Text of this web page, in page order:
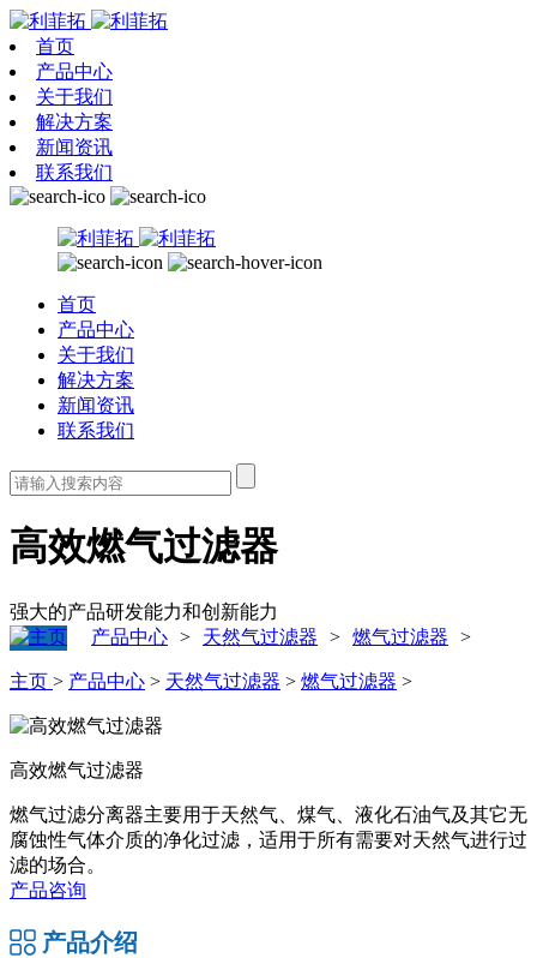
首页
产品中心
关于我们
解决方案
新闻资讯
联系我们
首页
产品中心
关于我们
解决方案
新闻资讯
联系我们
高效燃气过滤器
强大的产品研发能力和创新能力
产品中心 > 天然气过滤器 > 燃气过滤器 >
主页 > 产品中心 > 天然气过滤器 > 燃气过滤器 >
高效燃气过滤器
燃气过滤分离器主要用于天然气、煤气、液化石油气及其它无
腐蚀性气体介质的净化过滤，适用于所有需要对天然气进行过
滤的场合。
产品咨询
产品介绍